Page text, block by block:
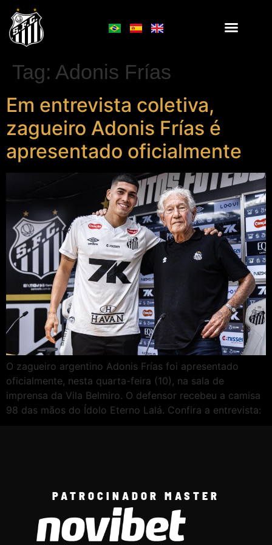
Tag: Adonis Frías
Em entrevista coletiva,
zagueiro Adonis Frías é
apresentado oficialmente
O zagueiro argentino Adonis Frías foi apresentado
oficialmente, nesta quarta-feira (10), na sala de
imprensa da Vila Belmiro. O defensor recebeu a camisa
98 das mãos do Ídolo Eterno Lalá. Confira a entrevista:
PATROCINADOR MASTER